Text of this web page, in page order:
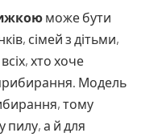
може бути
сімей з дітьми,
хто хоче
Модель
тому
пилу, а й для